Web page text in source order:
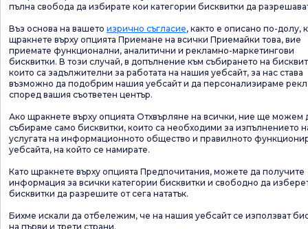
пълна свобода да избирате кои категории бисквитки да
Въз основа на вашето изрично съгласие, както е описано по-долу,
щракнете върху опцията Приемане на всички Приемайки това, вие
приемате функционални, аналитични и рекламно-маркетингови
бисквитки. В този случай, в допълнение към събирането на
които са задължителни за работата на нашия уебсайт, за нас става
възможно да подобрим нашия уебсайт и да персонализираме
според вашия съответен център.
Ако щракнете върху опцията Отхвърляне на всички, ние ще можем
събираме само бисквитки, които са необходими за изпълнението
услугата на информационното общество и правилното
уебсайта, на който се намирате.
Като щракнете върху опцията Предпочитания, можете да получите
информация за всички категории бисквитки и свободно да
бисквитки да разрешите от сега нататък.
Бихме искали да отбележим, че на нашия уебсайт се използват
на първи и трети страни.